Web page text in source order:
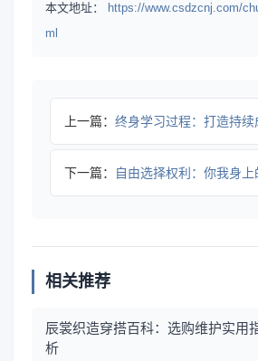
本文地址：
https://www.csdzcnj.com/
ml
上一篇： 终身学习过程：打造持续成
下一篇： 自由选择权利：你我身上的未被
相关推荐
辰裳织造穿搭百科：选购维护实用
析